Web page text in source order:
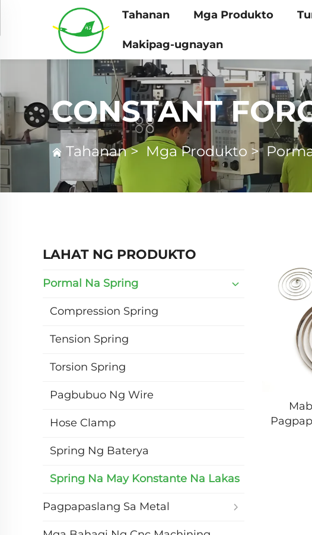
Tahanan Mga Produkto
Makipag-ugnayan
CONSTANT
Tahanan> Mga Produkto >
LAHAT NG PRODUKTO
Pormal Na Spring
Compression Spring
Tension Spring
Torsion Spring
Pagbubuo Ng Wire
Hose Clamp
Spring Ng Baterya
Spring Na May Konstante Na Lakas
Pagpapaslang Sa Metal